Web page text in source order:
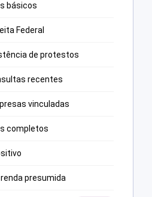
básicos
Federal
de protestos
recentes
vinculadas
completos
presumida